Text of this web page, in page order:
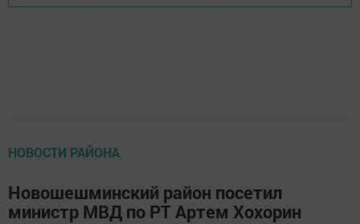
НОВОСТИ РАЙОНА
Новошешминский район посетил
министр МВД по РТ Артем Хохорин